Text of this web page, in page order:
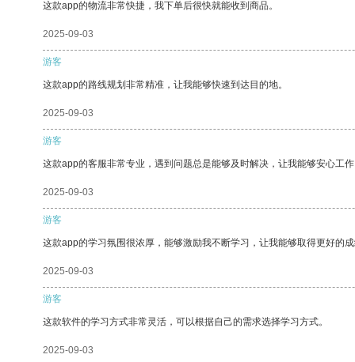
这款app的物流非常快捷，我下单后很快就能收到商品。
2025-09-03
游客
这款app的路线规划非常精准，让我能够快速到达目的地。
2025-09-03
游客
这款app的客服非常专业，遇到问题总是能够及时解决，让我能够安心工
2025-09-03
游客
这款app的学习氛围很浓厚，能够激励我不断学习，让我能够取得更好的
2025-09-03
游客
这款软件的学习方式非常灵活，可以根据自己的需求选择学习方式。
2025-09-03